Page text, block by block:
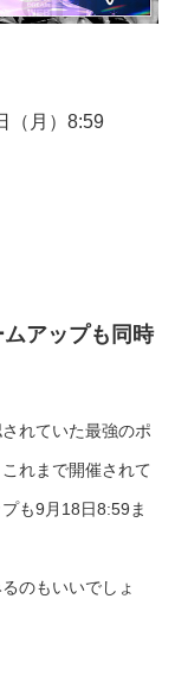
（月）8:59
アップも同時
れていた最強のポ
れまで開催されて
も9月18日8:59ま
のもいいでしょ